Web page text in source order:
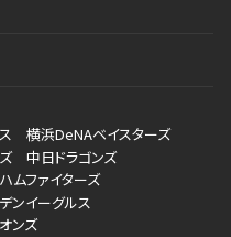
横浜DeNAベイスターズ
中日ドラゴンズ
ムファイターズ
ンイーグルス
ンズ